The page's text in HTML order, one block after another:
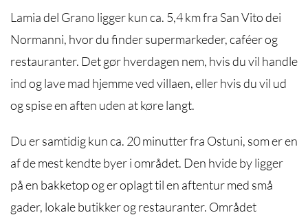
Lamia del Grano ligger kun ca. 5,4 km fra San Vito dei
Normanni, hvor du finder supermarkeder, caféer og
restauranter. Det gør hverdagen nem, hvis du vil handle
ind og lave mad hjemme ved villaen, eller hvis du vil ud
og spise en aften uden at køre langt.
Du er samtidig kun ca. 20 minutter fra Ostuni, som er en
af de mest kendte byer i området. Den hvide by ligger
på en bakketop og er oplagt til en aftentur med små
gader, lokale butikker og restauranter. Området